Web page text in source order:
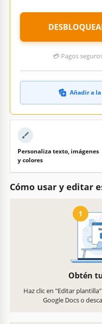
💳 Pagos
Añadir a
Personaliza texto, imágenes
y colores
Cómo usar y editar
1
Obtén
Haz clic en "Editar
Google Docs o